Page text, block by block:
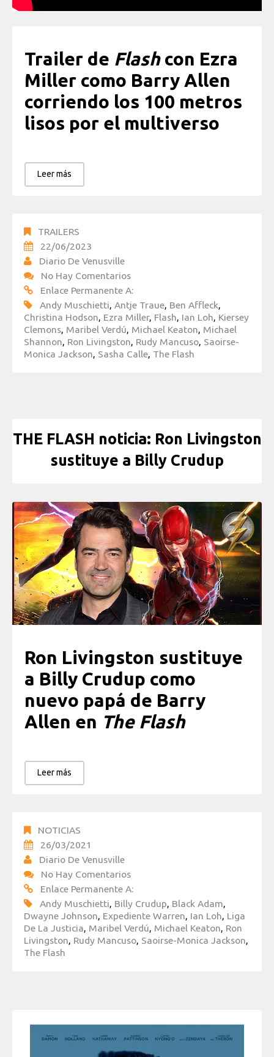
Trailer de Flashcon Ezra
Miller como Barry Allen
corriendo los 100 metros
lisos por el multiverso
Leer más
TRAILERS
22/06/2023
Diario De Venusville
No Hay Comentarios
Enlace Permanente A:
Andy Muschietti Antje Traue Ben Affleck
Christina Hodson Ezra Miller, Flash Ian Loh Kiersey
Clemons Maribel Verdú Michael Keaton Michael
Shannon Ron Livingston Rudy Mancuso Saoirse-
Monica Jackson Sasha Calle The Flash
THE FLASH noticia: Ron Livingston
sustituye a Billy Crudup
Ron Livingston sustituye
a Billy Crudup como
nuevo papá de Barry
Allen en The Flash
Leer más
NOTICIAS
26/03/2021
Diario De Venusville
No Hay Comentarios
Enlace Permanente A:
Andy Muschietti, Billy Crudup, Black Adam,
Dwayne Johnson, Expediente Warren, Ian Loh, Liga
De La Justicia, Maribel Verdú, Michael Keaton, Ron
Livingston, Rudy Mancuso, Saoirse-Monica Jackson,
The Flash